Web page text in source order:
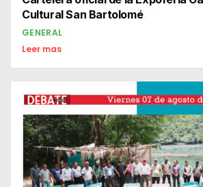
Cultural San Bartolomé
GENERAL
Leer mas